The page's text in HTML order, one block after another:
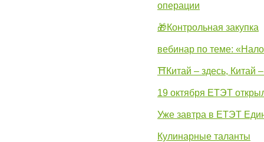
операции
🎁Контрольная закупка
вебинар по теме:
⛩Китай – здесь, Китай
19 октября ЕТЭТ
Уже завтра в ЕТЭТ
Кулинарные таланты